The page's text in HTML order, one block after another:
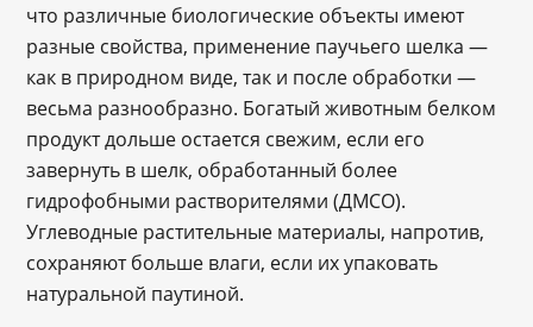
что различные биологические объекты имеют
разные свойства, применение паучьего шелка ―
как в природном виде, так и после обработки ―
весьма разнообразно. Богатый животным белком
продукт дольше остается свежим, если его
завернуть в шелк, обработанный более
гидрофобными растворителями (ДМСО).
Углеводные растительные материалы, напротив,
сохраняют больше влаги, если их упаковать
натуральной паутиной.